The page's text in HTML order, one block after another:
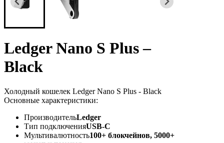
Ledger Nano S Plus –
Black
Холодный кошелек Ledger Nano S Plus - Black
Основные характеристики:
ПроизводительLedger
Тип подключенияUSB-C
Мультивалютность100+ блокчейнов, 5000+